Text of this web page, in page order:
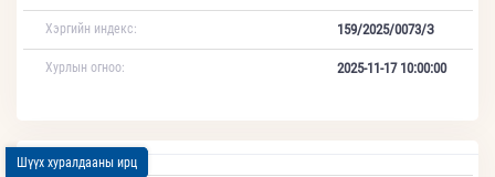
Хэргийн индекс: 159/2025/0073/З
Хурлын огноо: 2025-11-17 10:00:00
Шүүх хуралдааны ирц